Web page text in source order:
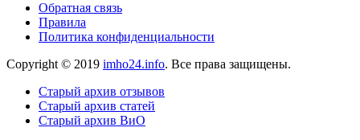
Обратная связь
Правила
Политика конфиденциальности
Copyright © 2019 imho24.info. Все права защищены.
Старый архив отзывов
Старый архив статей
Старый архив ВиО